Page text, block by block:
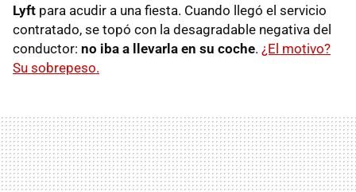
Lyft para acudir a una fiesta. Cuando llegó el servicio
contratado, se topó con la desagradable negativa del
conductor: no iba a llevarla en su coche. ¿El motivo?
Su sobrepeso.